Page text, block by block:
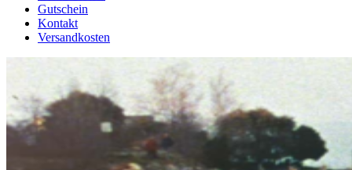
Gutschein
Kontakt
Versandkosten